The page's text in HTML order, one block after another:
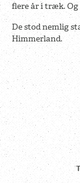
flere år i træk. Og
De stod nemlig
Himmerland.